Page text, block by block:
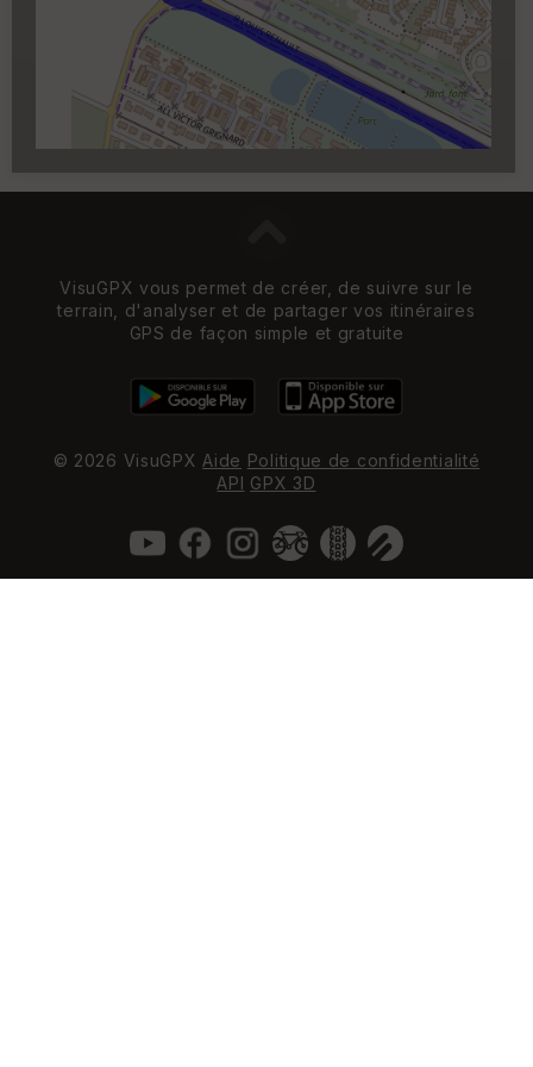
Carroyage UTM
(1km à partir du niveau de
VisuGPX vous permet de créer, de suivre sur le
terrain, d'analyser et de partager vos itinéraires
GPS de façon simple et gratuite
© 2026 VisuGPX Aide Politique de confidentialité
API GPX 3D